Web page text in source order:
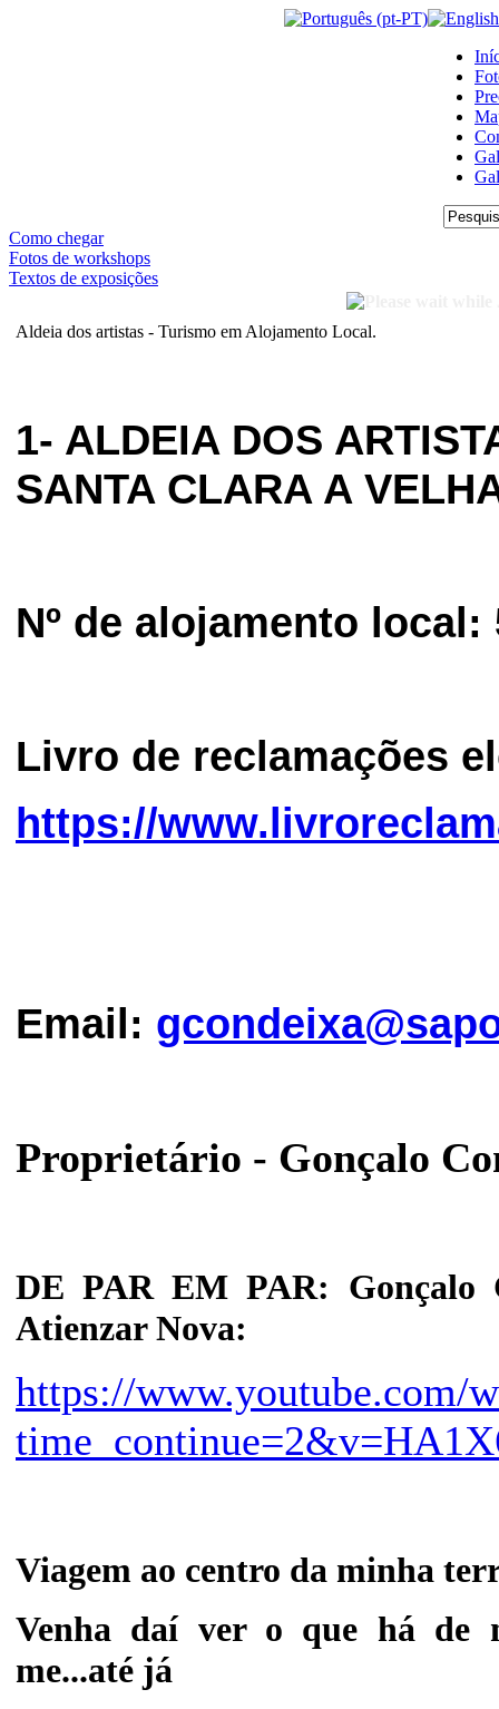
Como chegar
Fotos de workshops
Textos de exposições
Aldeia dos artistas - Turismo em Alojamento Local.
1- ALDEIA DOS
SANTA CLARA A
Nº de alojamento local:
Livro de reclamações
https://
Email:
Proprietário - Gonçalo
DE PAR EM PAR: Gonçalo
Atienzar Nova:
https://www.youtube.com/
Viagem ao centro da minha
Venha daí ver o que há de
me...até já